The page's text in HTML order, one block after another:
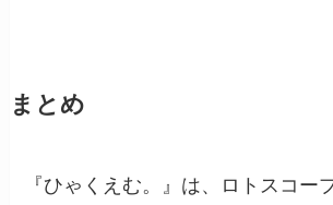
まとめ
『ひゃくえむ。』は、ロトスコー